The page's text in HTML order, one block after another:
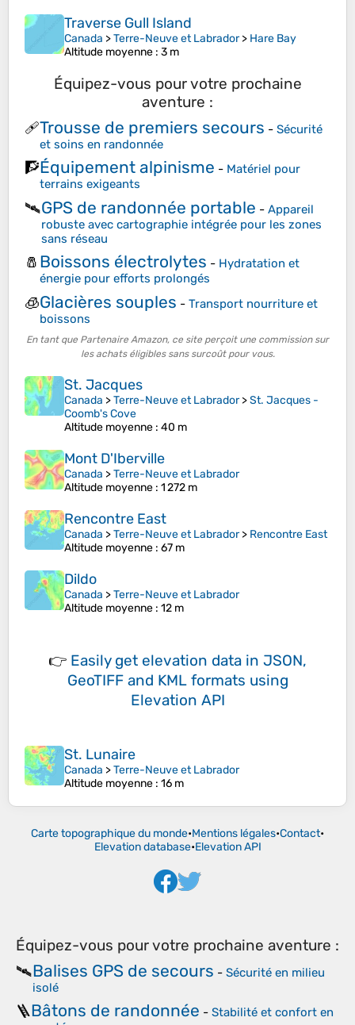
Traverse Gull Island
Canada >Terre-Neuve et Labrador> Hare Bay
Altitude moyenne : 3 m
Équipez-vous pour votre prochaine
aventure :
🩹Trousse de premiers secours - Sécurité
et soins en randonnée
🧗Équipement alpinisme - Matériel pour
terrains exigeants
🛰️GPS de randonnée portable - Appareil
robuste avec cartographie intégrée pour les zones
sans réseau
🧂 Boissons électrolytes - Hydratation et
énergie pour efforts prolongés
🧊Glacières souples - Transport nourriture et
boissons
En tant que Partenaire Amazon, ce site perçoit une commission sur
les achats éligibles sans surcoût pour vous.
St. Jacques
Canada >Terre-Neuve et Labrador>St. Jacques -
Coomb's Cove
Altitude moyenne : 40 m
Mont D'Iberville
Canada >Terre-Neuve et Labrador
Altitude moyenne : 1 272 m
Rencontre East
Canada >Terre-Neuve et Labrador> Rencontre East
Altitude moyenne : 67 m
Dildo
Canada >Terre-Neuve et Labrador
Altitude moyenne : 12 m
👉 Easily get elevation data in JSON,
GeoTIFF and KML formats using
Elevation API
St. Lunaire
Canada >Terre-Neuve et Labrador
Altitude moyenne : 16 m
Carte topographique du monde•Mentions légales•Contact•
Elevation database•Elevation API
Équipez-vous pour votre prochaine aventure :
🛰️Balises GPS de secours - Sécurité en milieu
isolé
🪜Bâtons de randonnée - Stabilité et confort en